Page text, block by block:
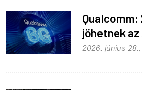
Qualcomm:
jöhetnek
6G-s
2026. június